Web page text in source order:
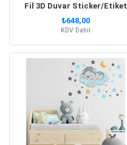
Fil 3D Duvar Sticker/Etiket
₺648,00
KDV Dahil